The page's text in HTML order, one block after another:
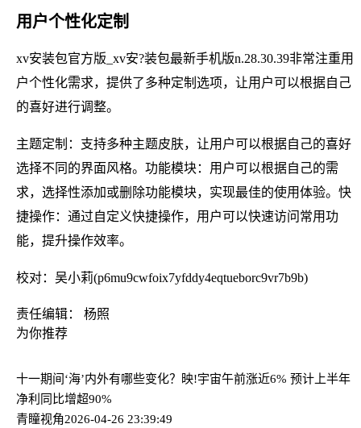
用户个性化定制
xv安装包官方版_xv安?装包最新手机版n.28.30.39非常注重用
户个性化需求，提供了多种定制选项，让用户可以根据自己
的喜好进行调整。
主题定制：支持多种主题皮肤，让用户可以根据自己的喜好
选择不同的界面风格。功能模块：用户可以根据自己的需
求，选择性添加或删除功能模块，实现最佳的使用体验。快
捷操作：通过自定义快捷操作，用户可以快速访问常用功
能，提升操作效率。
校对：吴小莉(p6mu9cwfoix7yfddy4eqtueborc9vr7b9b)
责任编辑： 杨照
为你推荐
十一期间‘海’内外有哪些变化？
映!宇宙午前涨近6% 预计上半年
净利同比增超90%
青瞳视角2026-04-26 23:39:49